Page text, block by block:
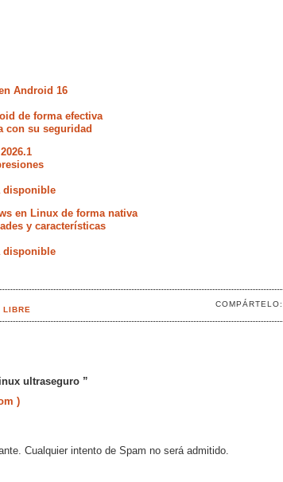
Android 16
de forma efectiva
con su seguridad
disponible
en Linux de forma nativa
y características
disponible
COMPÁRTELO:
LIBRE
ultraseguro ”
)
Cualquier intento de Spam no será admitido.